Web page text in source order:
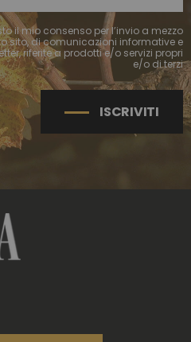
il mio consenso per l’invio a mezzo
sito, di comunicazioni informative e
riferite a prodotti e/o servizi propri
e/o di terzi
ISCRIVITI